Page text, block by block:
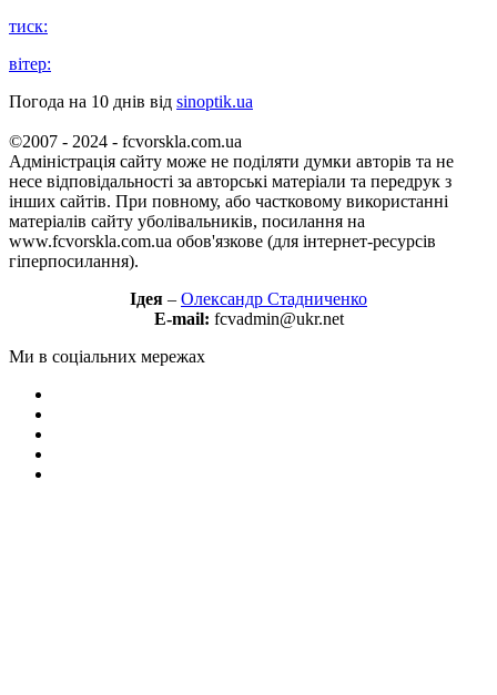
тиск:
вітер:
Погода на 10 днів від sinoptik.ua
©2007 - 2024 - fcvorskla.com.ua
Адміністрація сайту може не поділяти думки авторів та не
несе відповідальності за авторські матеріали та передрук з
інших сайтів. При повному, або частковому використанні
матеріалів сайту уболівальників, посилання на
www.fcvorskla.com.ua обов'язкове (для інтернет-ресурсів
гіперпосилання).
Ідея – Олександр Стадниченко
E-mail: fcvadmin@ukr.net
Ми в соціальних мережах